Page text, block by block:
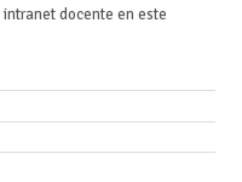
docente en este